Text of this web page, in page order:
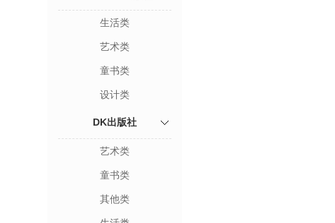
生活类
艺术类
童书类
设计类
DK出版社
艺术类
童书类
其他类